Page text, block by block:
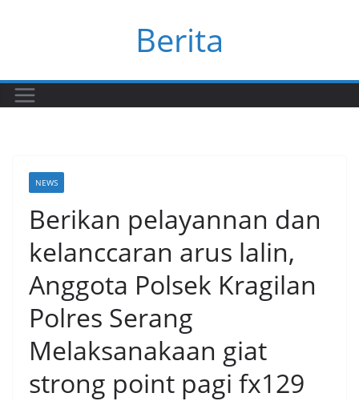
Berita
NEWS
Berikan pelayannan dan
kelanccaran arus lalin,
Anggota Polsek Kragilan
Polres Serang
Melaksanakaan giat
strong point pagi fx129